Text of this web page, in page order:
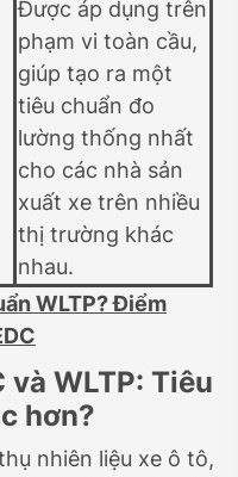
Được áp dụng trên
phạm vi toàn cầu,
giúp tạo ra một
tiêu chuẩn đo
lường thống nhất
cho các nhà sản
xuất xe trên nhiều
thị trường khác
nhau.
WLTP? Điểm
và WLTP: Tiêu
hơn?
nhiên liệu xe ô tô,